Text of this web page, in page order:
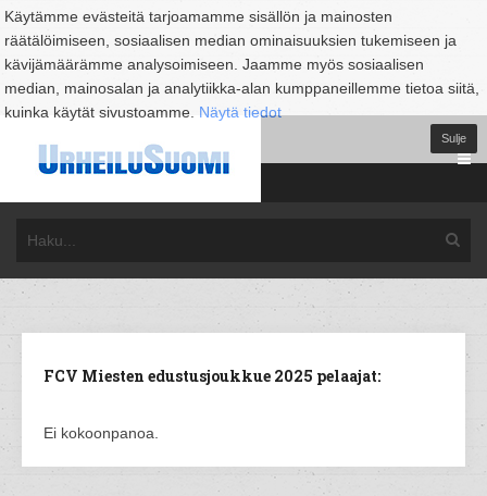
Käytämme evästeitä tarjoamamme sisällön ja mainosten
räätälöimiseen, sosiaalisen median ominaisuuksien tukemiseen ja
kävijämäärämme analysoimiseen. Jaamme myös sosiaalisen
median, mainosalan ja analytiikka-alan kumppaneillemme tietoa siitä,
kuinka käytät sivustoamme. Näytä tiedot
Sulje
FCV Miesten edustusjoukkue 2025 pelaajat:
Ei kokoonpanoa.